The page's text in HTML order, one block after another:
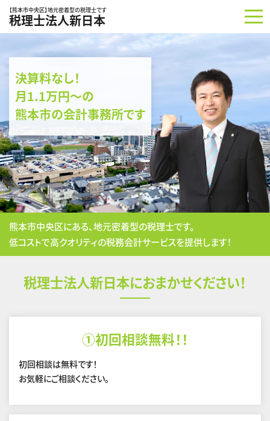
コンテンツへスキップ
【熊本市中央区】地元密着型の税理士です
税理士法人新日本
決算料なし！
月1.1万円～の
熊本市の会計事務所です
熊本市中央区にある、地元密着型の税理士です。
低コストで高クオリティの税務会計サービスを提供します！
税理士法人新日本におまかせください！
①初回相談無料！！
初回相談は無料です！
お気軽にご相談ください。